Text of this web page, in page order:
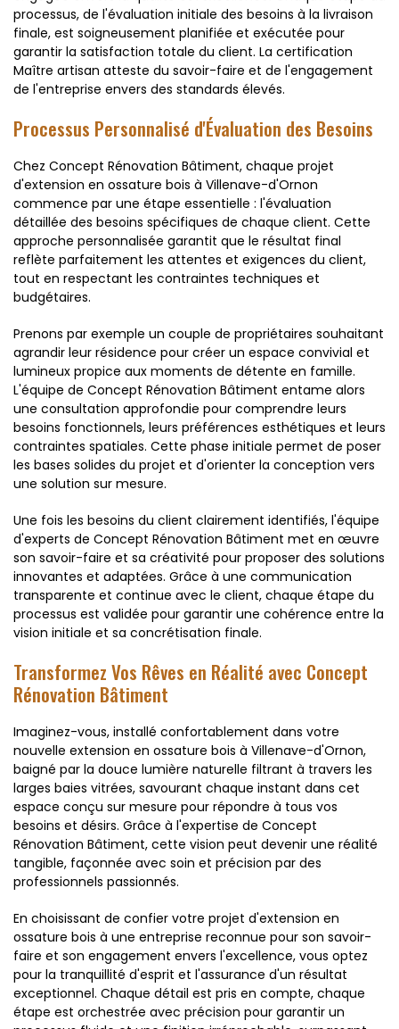
processus, de l'évaluation initiale des besoins à la livraison
finale, est soigneusement planifiée et exécutée pour
garantir la satisfaction totale du client. La certification
Maître artisan atteste du savoir-faire et de l'engagement
de l'entreprise envers des standards élevés.
Processus Personnalisé d'Évaluation des Besoins
Chez Concept Rénovation Bâtiment, chaque projet
d'extension en ossature bois à Villenave-d'Ornon
commence par une étape essentielle : l'évaluation
détaillée des besoins spécifiques de chaque client. Cette
approche personnalisée garantit que le résultat final
reflète parfaitement les attentes et exigences du client,
tout en respectant les contraintes techniques et
budgétaires.
Prenons par exemple un couple de propriétaires souhaitant
agrandir leur résidence pour créer un espace convivial et
lumineux propice aux moments de détente en famille.
L'équipe de Concept Rénovation Bâtiment entame alors
une consultation approfondie pour comprendre leurs
besoins fonctionnels, leurs préférences esthétiques et leurs
contraintes spatiales. Cette phase initiale permet de poser
les bases solides du projet et d'orienter la conception vers
une solution sur mesure.
Une fois les besoins du client clairement identifiés, l'équipe
d'experts de Concept Rénovation Bâtiment met en œuvre
son savoir-faire et sa créativité pour proposer des solutions
innovantes et adaptées. Grâce à une communication
transparente et continue avec le client, chaque étape du
processus est validée pour garantir une cohérence entre la
vision initiale et sa concrétisation finale.
Transformez Vos Rêves en Réalité avec Concept
Rénovation Bâtiment
Imaginez-vous, installé confortablement dans votre
nouvelle extension en ossature bois à Villenave-d'Ornon,
baigné par la douce lumière naturelle filtrant à travers les
larges baies vitrées, savourant chaque instant dans cet
espace conçu sur mesure pour répondre à tous vos
besoins et désirs. Grâce à l'expertise de Concept
Rénovation Bâtiment, cette vision peut devenir une réalité
tangible, façonnée avec soin et précision par des
professionnels passionnés.
En choisissant de confier votre projet d'extension en
ossature bois à une entreprise reconnue pour son savoir-
faire et son engagement envers l'excellence, vous optez
pour la tranquillité d'esprit et l'assurance d'un résultat
exceptionnel. Chaque détail est pris en compte, chaque
étape est orchestrée avec précision pour garantir un